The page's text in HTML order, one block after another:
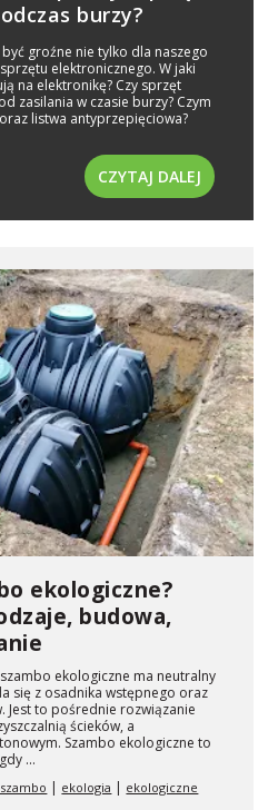
burzy?
groźne nie tylko dla naszego
elektronicznego. W jaki
na elektronikę? Czy sprzęt
zasilania w czasie burzy? Czym
listwa antyprzepięciowa?
CZYTAJ DALEJ
ekologiczne?
budowa,
ekologiczne ma neutralny
się z osadnika wstępnego oraz
to pośrednie rozwiązanie
ścieków, a
Szambo ekologiczne to
...
ekologia
ekologiczne